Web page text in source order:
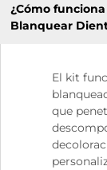
¿Cómo
Blanquear
El kit
que